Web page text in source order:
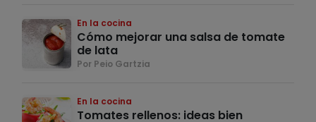
En la cocina
Cómo mejorar una salsa de tomate
de lata
Por Peio Gartzia
En la cocina
Tomates rellenos: ideas bien